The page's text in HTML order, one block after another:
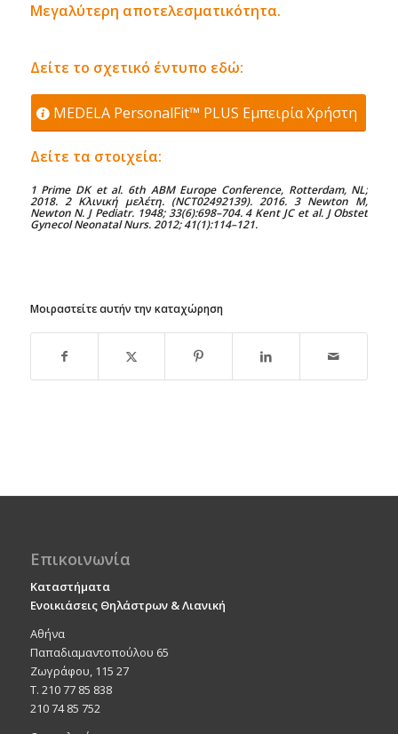
Μεγαλύτερη αποτελεσματικότητα.
Δείτε το σχετικό έντυπο εδώ:
MEDELA PersonalFit™ PLUS Εμπειρία Χρήστη
Δείτε τα στοιχεία:
1 Prime DK et al. 6th ABM Europe Conference, Rotterdam, NL;
2018. 2 Κλινική μελέτη. (NCT02492139). 2016. 3 Newton M,
Newton N. J Pediatr. 1948; 33(6):698–704. 4 Kent JC et al. J Obstet
Gynecol Neonatal Nurs. 2012; 41(1):114–121.
Μοιραστείτε αυτήν την καταχώρηση
Επικοινωνία
Καταστήματα
Ενοικιάσεις Θηλάστρων & Λιανική
Αθήνα
Παπαδιαμαντοπούλου 65
Ζωγράφου, 115 27
Τ. 210 77 85 838
210 74 85 752